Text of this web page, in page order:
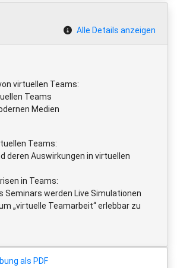
Alle Details anzeigen
virtuellen Teams:
Teams
Medien
Teams:
deren Auswirkungen in virtuellen
in Teams:
Seminars werden Live Simulationen
„virtuelle Teamarbeit“ erlebbar zu
als PDF